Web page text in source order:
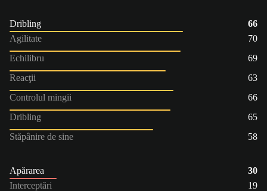
Dribling
66
Agilitate
70
Echilibru
69
Reacţii
63
Controlul mingii
66
Dribling
65
Stăpânire de sine
58
Apărarea
30
Interceptări
19